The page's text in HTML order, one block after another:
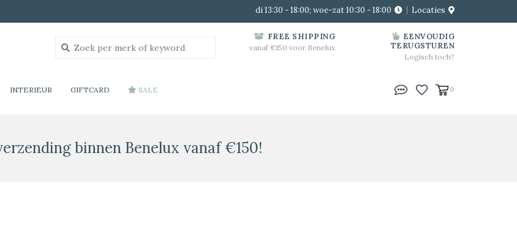
di 13:30 - 18:00; woe-zat 10:30 - 18:00 Locaties
FREE SHIPPING
vanaf €150 voor Benelux
EENVOUDIG
TERUGSTUREN
Logisch toch?
INTERIEUR GIFTCARD SALE 0
binnen Benelux vanaf €150!